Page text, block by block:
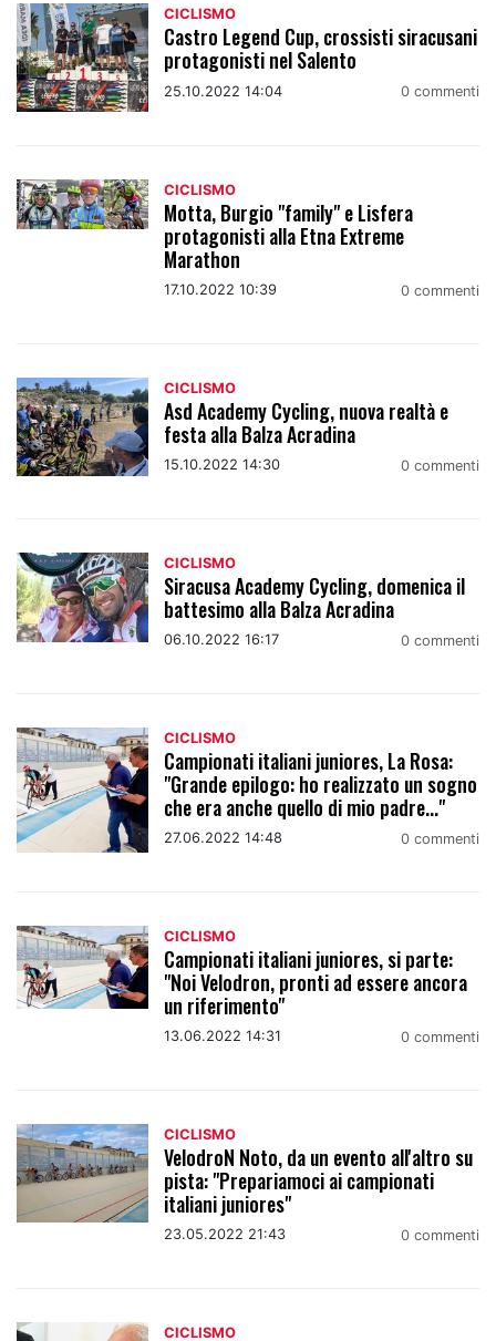
CICLISMO
Castro Legend Cup, crossisti siracusani
protagonisti nel Salento
25.10.2022 14:04 0 commenti
CICLISMO
Motta, Burgio "family" e Lisfera
protagonisti alla Etna Extreme
Marathon
17.10.2022 10:39 0 commenti
CICLISMO
Asd Academy Cycling, nuova realtà e
festa alla Balza Acradina
15.10.2022 14:30 0 commenti
CICLISMO
Siracusa Academy Cycling, domenica il
battesimo alla Balza Acradina
06.10.2022 16:17 0 commenti
CICLISMO
Campionati italiani juniores, La Rosa:
"Grande epilogo: ho realizzato un sogno
che era anche quello di mio padre..."
27.06.2022 14:48 0 commenti
CICLISMO
Campionati italiani juniores, si parte:
"Noi Velodron, pronti ad essere ancora
un riferimento"
13.06.2022 14:31 0 commenti
CICLISMO
VelodroN Noto, da un evento all'altro su
pista: "Prepariamoci ai campionati
italiani juniores"
23.05.2022 21:43 0 commenti
CICLISMO